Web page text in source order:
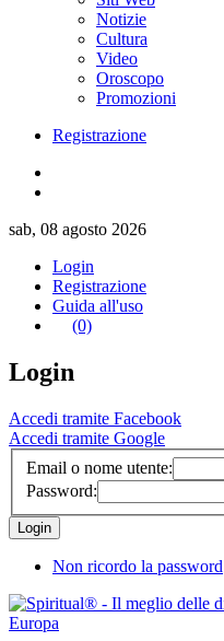
Notizie
Cultura
Video
Oroscopo
Promozioni
Registrazione
sab, 08 agosto 2026
Login
Registrazione
Guida all'uso
(0)
Login
Accedi tramite Facebook
Accedi tramite Google
Email o nome utente:
Password:
Non ricordo la password